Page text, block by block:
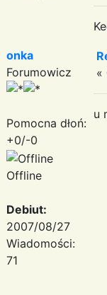
onka
Forumowicz
Pomocna dłoń:
+0/-0
Offline
Debiut:
2007/08/27
Wiadomości:
71
«
u